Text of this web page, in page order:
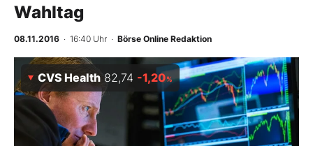
Abo & Shop
BO-Musterdepots
Experten
Mein B:O
Wahltag
08.11.2016 · 16:40 Uhr · Börse Online Redaktion
CVS Health 82,74 -1,20%